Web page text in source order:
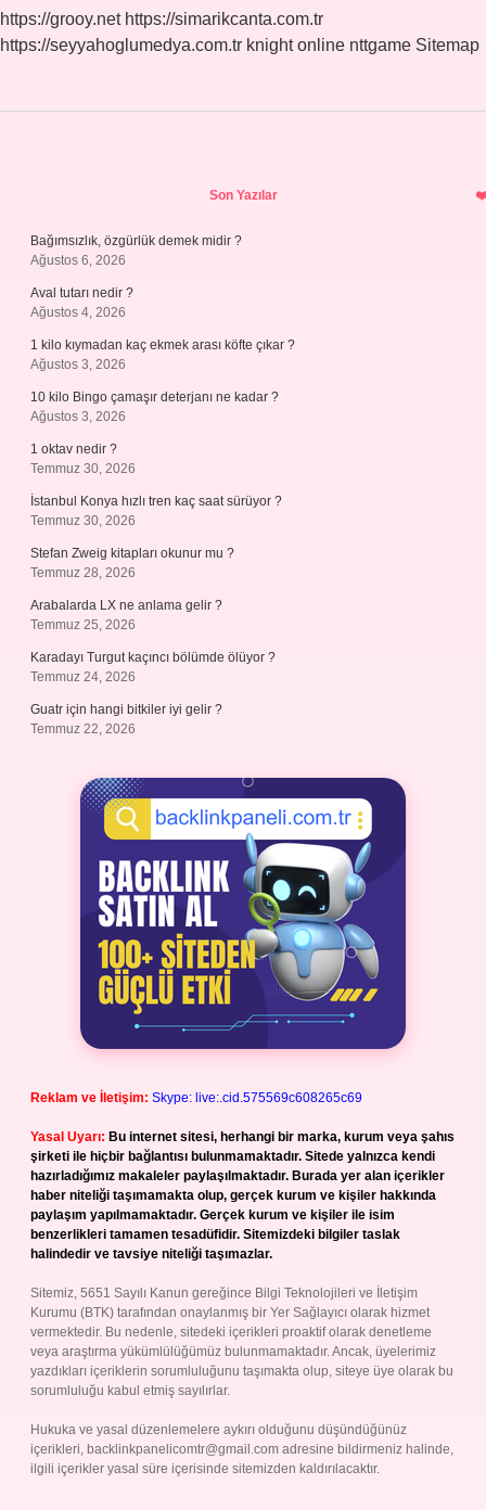
https://grooy.net https://simarikcanta.com.tr
https://seyyahoglumedya.com.tr knight online nttgame Sitemap
Son Yazılar
Bağımsızlık, özgürlük demek midir ?
Ağustos 6, 2026
Aval tutarı nedir ?
Ağustos 4, 2026
1 kilo kıymadan kaç ekmek arası köfte çıkar ?
Ağustos 3, 2026
10 kilo Bingo çamaşır deterjanı ne kadar ?
Ağustos 3, 2026
1 oktav nedir ?
Temmuz 30, 2026
İstanbul Konya hızlı tren kaç saat sürüyor ?
Temmuz 30, 2026
Stefan Zweig kitapları okunur mu ?
Temmuz 28, 2026
Arabalarda LX ne anlama gelir ?
Temmuz 25, 2026
Karadayı Turgut kaçıncı bölümde ölüyor ?
Temmuz 24, 2026
Guatr için hangi bitkiler iyi gelir ?
Temmuz 22, 2026
Reklam ve İletişim: Skype: live:.cid.575569c608265c69
Yasal Uyarı: Bu internet sitesi, herhangi bir marka, kurum veya şahıs
şirketi ile hiçbir bağlantısı bulunmamaktadır. Sitede yalnızca kendi
hazırladığımız makaleler paylaşılmaktadır. Burada yer alan içerikler
haber niteliği taşımamakta olup, gerçek kurum ve kişiler hakkında
paylaşım yapılmamaktadır. Gerçek kurum ve kişiler ile isim
benzerlikleri tamamen tesadüfidir. Sitemizdeki bilgiler taslak
halindedir ve tavsiye niteliği taşımazlar.
Sitemiz, 5651 Sayılı Kanun gereğince Bilgi Teknolojileri ve İletişim
Kurumu (BTK) tarafından onaylanmış bir Yer Sağlayıcı olarak hizmet
vermektedir. Bu nedenle, sitedeki içerikleri proaktif olarak denetleme
veya araştırma yükümlülüğümüz bulunmamaktadır. Ancak, üyelerimiz
yazdıkları içeriklerin sorumluluğunu taşımakta olup, siteye üye olarak bu
sorumluluğu kabul etmiş sayılırlar.
Hukuka ve yasal düzenlemelere aykırı olduğunu düşündüğünüz
içerikleri, backlinkpanelicomtr@gmail.com adresine bildirmeniz halinde,
ilgili içerikler yasal süre içerisinde sitemizden kaldırılacaktır.